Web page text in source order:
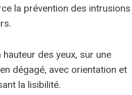
la prévention des intrusions
hauteur des yeux, sur une
dégagé, avec orientation et
la lisibilité.